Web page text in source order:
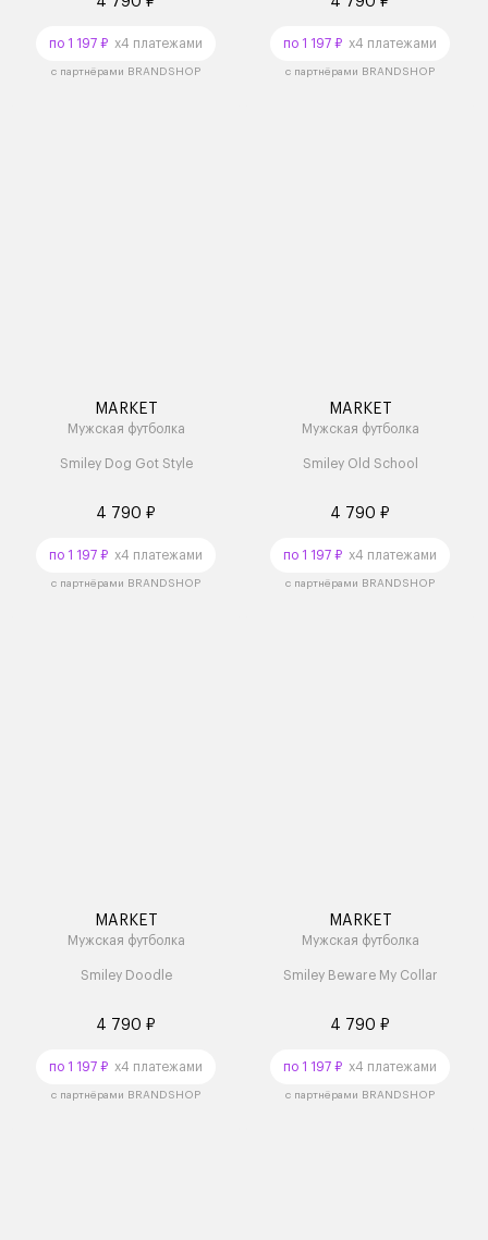
по 1 197 ₽ x4 платежами
с партнёрами BRANDSHOP
по 1 197 ₽ x4 платежами
с партнёрами BRANDSHOP
MARKET
Мужская футболка
Smiley Dog Got Style
4 790 ₽
по 1 197 ₽ x4 платежами
с партнёрами BRANDSHOP
MARKET
Мужская футболка
Smiley Old School
4 790 ₽
по 1 197 ₽ x4 платежами
с партнёрами BRANDSHOP
MARKET
Мужская футболка
Smiley Doodle
4 790 ₽
по 1 197 ₽ x4 платежами
с партнёрами BRANDSHOP
MARKET
Мужская футболка
Smiley Beware My Collar
4 790 ₽
по 1 197 ₽ x4 платежами
с партнёрами BRANDSHOP